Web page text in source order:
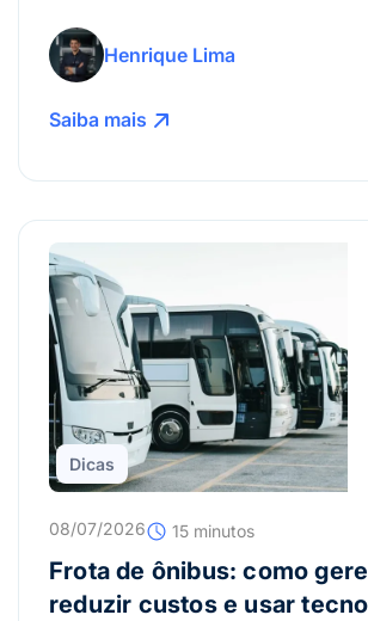
Henrique Lima
Saiba mais
Dicas
08/07/2026 15 minutos
Frota de ônibus: como
reduzir custos e usar